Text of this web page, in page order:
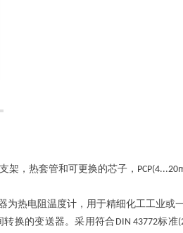
支架，热套管和可更换的芯子，
为热电阻温度计，用于精细化工工业或
换的变送器。采用符合 DIN 43772标准